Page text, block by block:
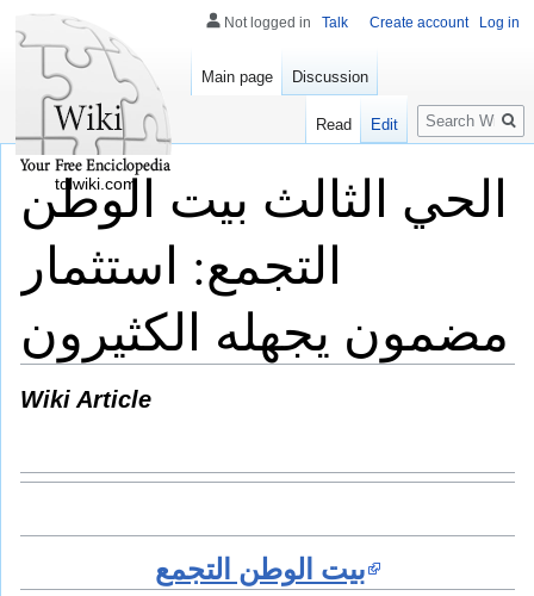
الحي الثالث بيت الوطن
التجمع: استثمار
مضمون يجهله الكثيرون
Wiki Article
بيت الوطن التجمع
Not logged in Talk Create account Log in
Main page Discussion
Read Edit
Search
tdlwiki.com